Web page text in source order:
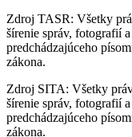
Zdroj TASR: Všetky
šírenie správ, fotografií
predchádzajúceho
zákona.
Zdroj SITA: Všetky
šírenie správ, fotografií
predchádzajúceho
zákona.